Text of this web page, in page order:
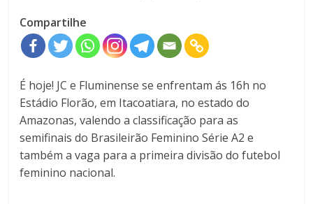
Compartilhe
É hoje! JC e Fluminense se enfrentam ás 16h no
Estádio Florão, em Itacoatiara, no estado do
Amazonas, valendo a classificação para as
semifinais do Brasileirão Feminino Série A2 e
também a vaga para a primeira divisão do futebol
feminino nacional.